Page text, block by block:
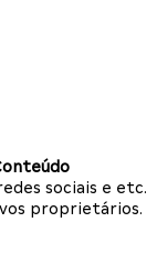
sociais e etc.
proprietários.